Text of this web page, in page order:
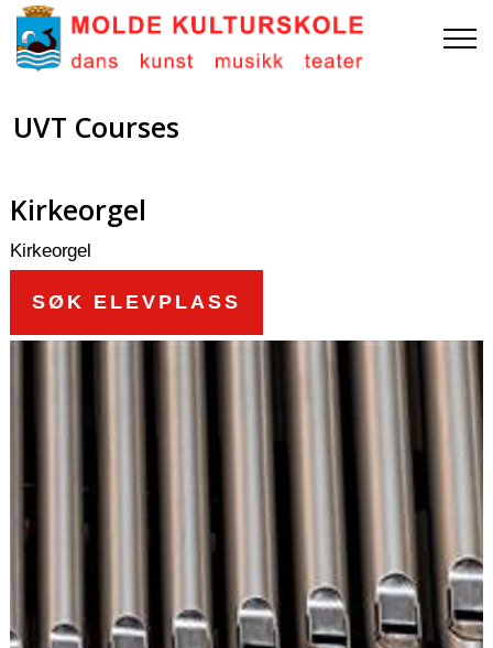
UVT Courses
Kirkeorgel
Kirkeorgel
SØK ELEVPLASS